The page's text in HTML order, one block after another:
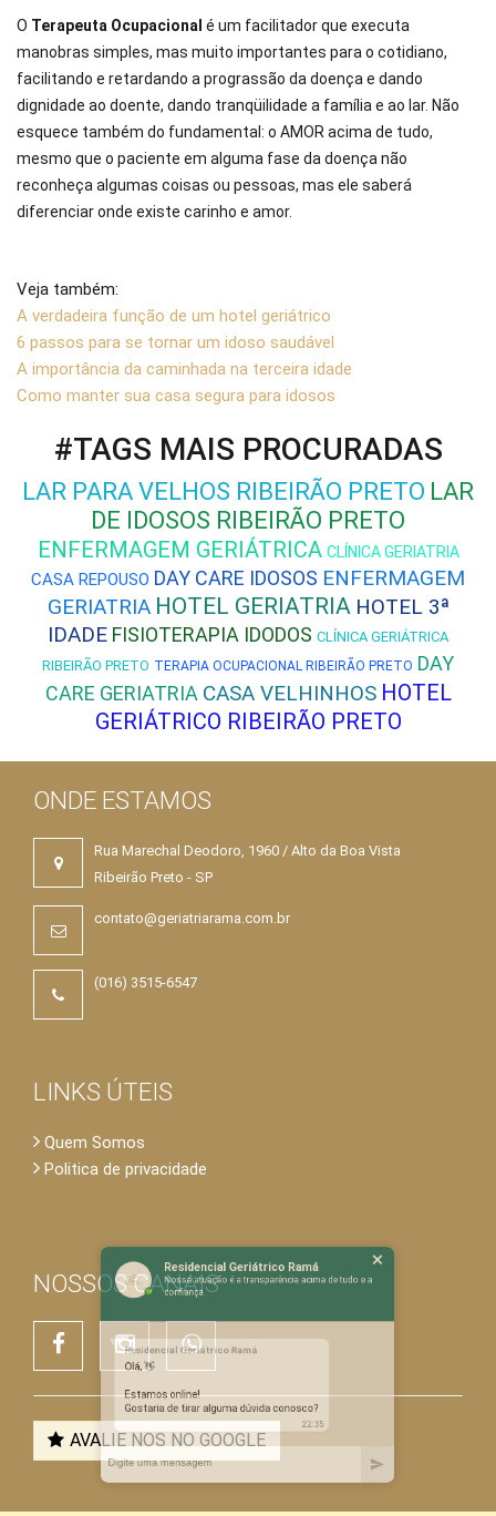
O Terapeuta Ocupacional é um facilitador que executa
manobras simples, mas muito importantes para o cotidiano,
facilitando e retardando a prograssão da doença e dando
dignidade ao doente, dando tranqüilidade a família e ao lar. Não
esquece também do fundamental: o AMOR acima de tudo,
mesmo que o paciente em alguma fase da doença não
reconheça algumas coisas ou pessoas, mas ele saberá
diferenciar onde existe carinho e amor.
Veja também:
A verdadeira função de um hotel geriátrico
6 passos para se tornar um idoso saudável
A importância da caminhada na terceira idade
Como manter sua casa segura para idosos
#TAGS MAIS PROCURADAS
LAR PARA VELHOS RIBEIRÃO PRETO LAR
DE IDOSOS RIBEIRÃO PRETO
ENFERMAGEM GERIÁTRICA CLÍNICA GERIATRIA
CASA REPOUSO DAY CARE IDOSOS ENFERMAGEM
GERIATRIA HOTEL GERIATRIA HOTEL 3ª
IDADE FISIOTERAPIA IDODOS CLÍNICA GERIÁTRICA
RIBEIRÃO PRETO TERAPIA OCUPACIONAL RIBEIRÃO PRETO DAY
CARE GERIATRIA CASA VELHINHOS HOTEL
GERIÁTRICO RIBEIRÃO PRETO
ONDE ESTAMOS
Rua Marechal Deodoro, 1960 / Alto da Boa Vista
Ribeirão Preto - SP
contato@geriatriarama.com.br
(016) 3515-6547
LINKS ÚTEIS
Quem Somos
Politica de privacidade
NOSSOS CANAIS
AVALIE NOS NO GOOGLE
confiança.
Residencial Geriátrico Ramá
Olá, 👋
Estamos online!
Gostaria de tirar alguma dúvida conosco?
22:35